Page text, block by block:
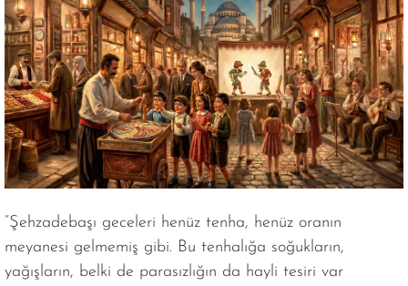
“Şehzadebaşı geceleri henüz tenha, henüz oranın
meyanesi gelmemiş gibi. Bu tenhalığa soğukların,
yağışların, belki de parasızlığın da hayli tesiri var